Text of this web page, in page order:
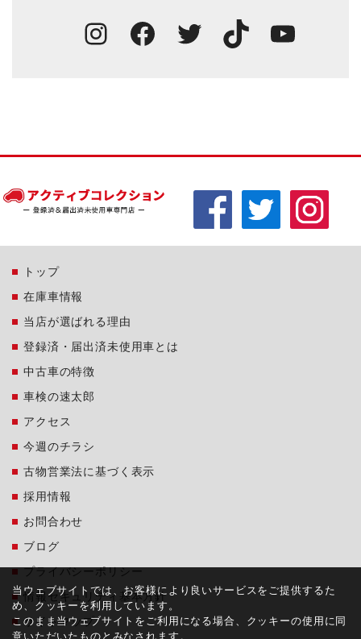
Instagram
Facebook
TwitterTikTok
トップ
在庫車情報
当店が選ばれる理由
登録済・届出済未使用車とは
中古車の特徴
車検の速太郎
アクセス
今週のチラシ
古物営業法に基づく表示
採用情報
お問合わせ
ブログ
プライバシーポリシー
情報セキュリティ基本方針
サイトマップ
当ウェブサイトでは、お客様により良いサービスをご提供するた
め、クッキーを利用しています。
このまま当ウェブサイトをご利用になる場合、クッキーの使用に同
意いただいたものとみなされます。